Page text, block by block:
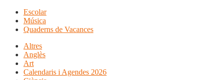
Escolar
Música
Quaderns de Vacances
Altres
Anglès
Art
Calendaris i Agendes 2026